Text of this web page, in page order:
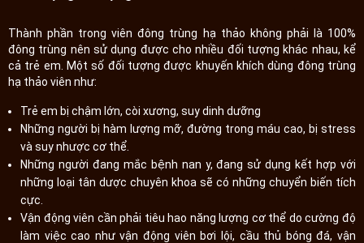
Thành phần trong viên đông trùng hạ thảo không phải là 100%
đông trùng nên sử dụng được cho nhiều đối tượng khác nhau, kể
cả trẻ em. Một số đối tượng được khuyến khích dùng đông trùng
hạ thảo viên như:
Trẻ em bị chậm lớn, còi xương, suy dinh dưỡng
Những người bị hàm lượng mỡ, đường trong máu cao, bị stress
và suy nhược cơ thể.
Những người đang mắc bệnh nan y, đang sử dụng kết hợp với
những loại tân dược chuyên khoa sẽ có những chuyển biến tích
cực.
Vận động viên cần phải tiêu hao năng lượng cơ thể do cường độ
làm việc cao như vận động viên bơi lội, cầu thủ bóng đá, vận